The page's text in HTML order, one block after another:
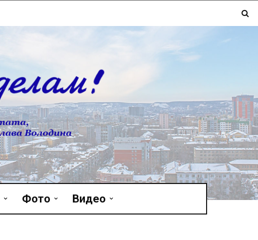
Фото Видео